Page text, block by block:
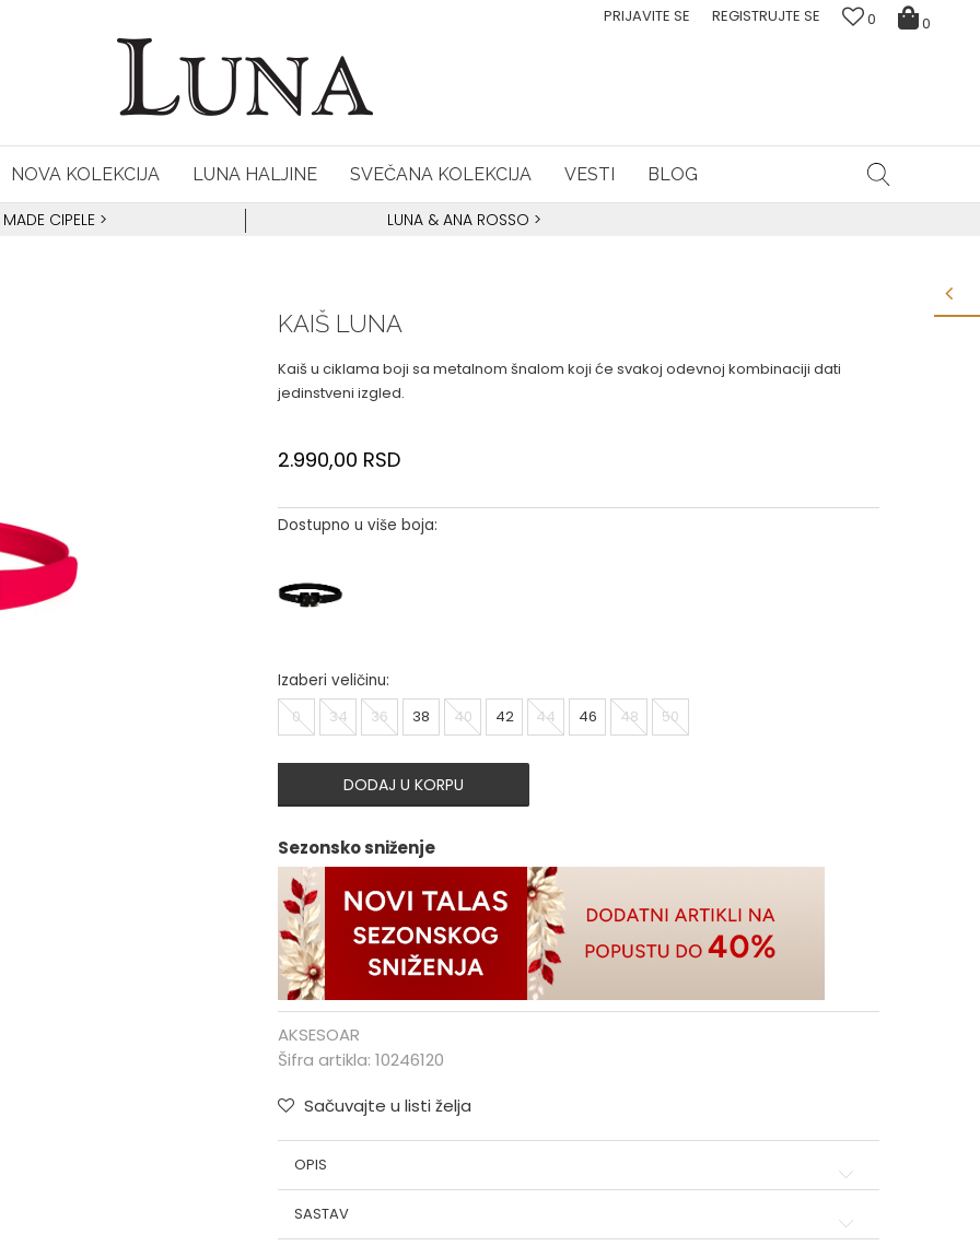
0
0
PRIJAVITE SE REGISTRUJTE SE
NOVA KOLEKCIJA LUNA HALJINE SVEČANA KOLEKCIJA VESTI BLOG
CIPELE > LUNA & ANA ROSSO >
KAIŠ LUNA
Kaiš u ciklama boji sa metalnom šnalom koji će svakoj odevnoj kombinaciji dati
jedinstveni izgled.
2.990,00 RSD
Dostupno u više boja:
Izaberi veličinu:
0
34 36 38 40 42 44 46 48 50
DODAJ U KORPU
Sezonsko sniženje
AKSESOAR
Šifra artikla: 10246120
Sačuvajte u listi želja
OPIS
SASTAV